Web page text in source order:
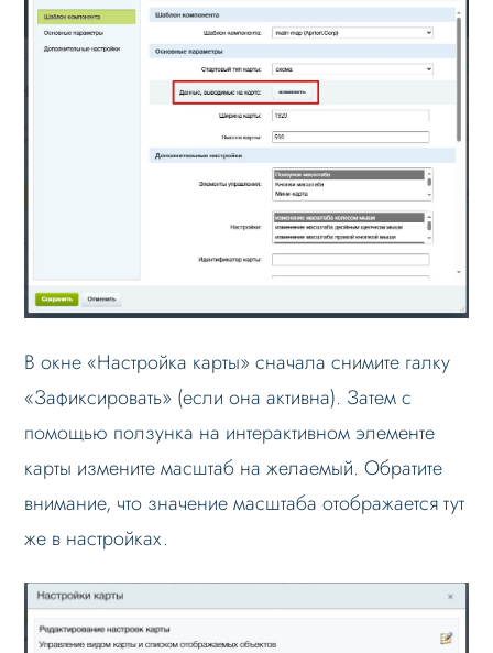
В окне «Настройка карты» сначала снимите галку
«Зафиксировать» (если она активна). Затем с
помощью ползунка на интерактивном элементе
карты измените масштаб на желаемый. Обратите
внимание, что значение масштаба отображается тут
же в настройках.